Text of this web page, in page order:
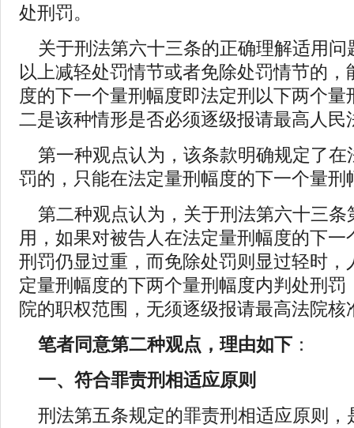
处刑罚。
关于刑法第六十三条的正确理解适用
以上减轻处罚情节或者免除处罚情节的，
度的下一个量刑幅度即法定刑以下两个量
二是该种情形是否必须逐级报请最高人民
第一种观点认为，该条款明确规定了
罚的，只能在法定量刑幅度的下一个量刑
第二种观点认为，关于刑法第六十三
用，如果对被告人在法定量刑幅度的下一
刑罚仍显过重，而免除处罚则显过轻时，
定量刑幅度的下两个量刑幅度内判处刑罚
院的职权范围，无须逐级报请最高法院核
笔者同意第二种观点，理由如下 ：
一、符合罪责刑相适应原则
刑法第五条规定的罪责刑相适应原则，